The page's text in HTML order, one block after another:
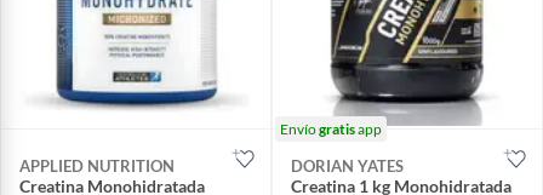
APPLIED NUTRITION
Creatina Monohidratada
Envíogratisapp
DORIAN YATES
Creatina 1 kg Monohidratada